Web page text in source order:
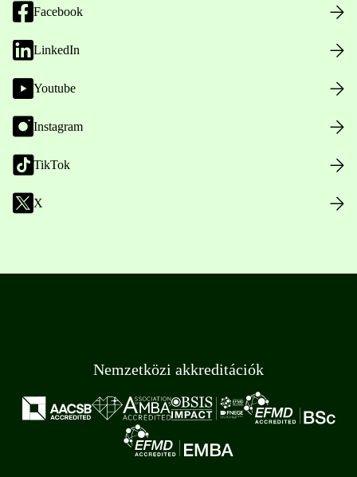
Facebook
LinkedIn
Youtube
Instagram
TikTok
X
Nemzetközi akkreditációk